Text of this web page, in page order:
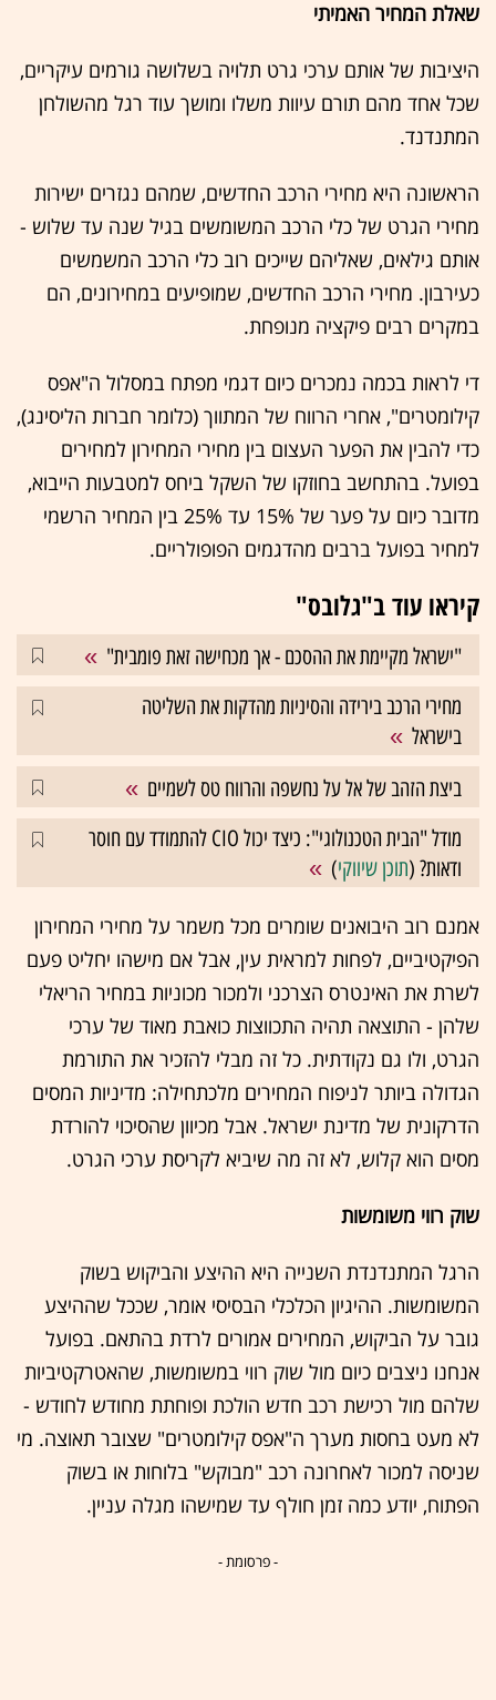
שאלת המחיר האמיתי
היציבות של אותם ערכי גרט תלויה בשלושה גורמים עיקריים,
שכל אחד מהם תורם עיוות משלו ומושך עוד רגל מהשולחן
המתנדנד.
הראשונה היא מחירי הרכב החדשים, שמהם נגזרים ישירות
מחירי הגרט של כלי הרכב המשומשים בגיל שנה עד שלוש -
אותם גילאים, שאליהם שייכים רוב כלי הרכב המשמשים
כעירבון. מחירי הרכב החדשים, שמופיעים במחירונים, הם
במקרים רבים פיקציה מנופחת.
די לראות בכמה נמכרים כיום דגמי מפתח במסלול ה"אפס
קילומטרים", אחרי הרווח של המתווך (כלומר חברות הליסינג),
כדי להבין את הפער העצום בין מחירי המחירון למחירים
בפועל. בהתחשב בחוזקו של השקל ביחס למטבעות הייבוא,
מדובר כיום על פער של 15% עד 25% בין המחיר הרשמי
למחיר בפועל ברבים מהדגמים הפופולריים.
קיראו עוד ב"גלובס"
"ישראל מקיימת את ההסכם - אך מכחישה זאת פומבית"
מחירי הרכב בירידה והסיניות מהדקות את השליטה
בישראל
ביצת הזהב של אל על נחשפה והרווח טס לשמיים
מודל "הבית הטכנולוגי": כיצד יכול CIO להתמודד עם חוסר
ודאות? (תוכן שיווקי)
אמנם רוב היבואנים שומרים מכל משמר על מחירי המחירון
הפיקטיביים, לפחות למראית עין, אבל אם מישהו יחליט פעם
לשרת את האינטרס הצרכני ולמכור מכוניות במחיר הריאלי
שלהן - התוצאה תהיה התכווצות כואבת מאוד של ערכי
הגרט, ולו גם נקודתית. כל זה מבלי להזכיר את התורמת
הגדולה ביותר לניפוח המחירים מלכתחילה: מדיניות המסים
הדרקונית של מדינת ישראל. אבל מכיוון שהסיכוי להורדת
מסים הוא קלוש, לא זה מה שיביא לקריסת ערכי הגרט.
שוק רווי משומשות
הרגל המתנדנדת השנייה היא ההיצע והביקוש בשוק
המשומשות. ההיגיון הכלכלי הבסיסי אומר, שככל שההיצע
גובר על הביקוש, המחירים אמורים לרדת בהתאם. בפועל
אנחנו ניצבים כיום מול שוק רווי במשומשות, שהאטרקטיביות
שלהם מול רכישת רכב חדש הולכת ופוחתת מחודש לחודש -
לא מעט בחסות מערך ה"אפס קילומטרים" שצובר תאוצה. מי
שניסה למכור לאחרונה רכב "מבוקש" בלוחות או בשוק
הפתוח, יודע כמה זמן חולף עד שמישהו מגלה עניין.
- פרסומת -